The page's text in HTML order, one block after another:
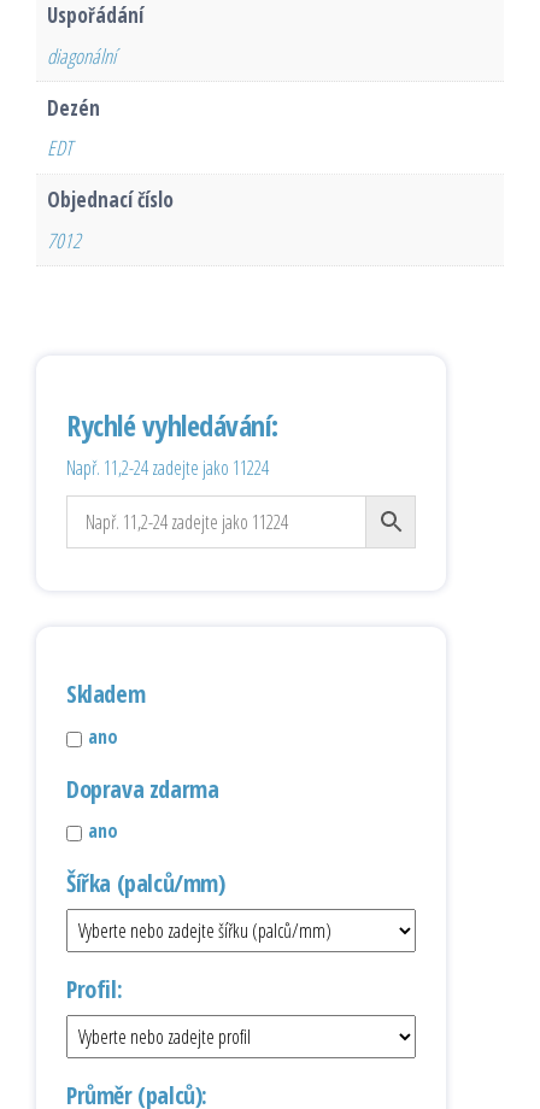
Uspořádání
diagonální
Dezén
EDT
Objednací číslo
7012
Rychlé vyhledávání:
Např. 11,2-24 zadejte jako 11224
Skladem
ano
Doprava zdarma
ano
Šířka (palců/mm)
Profil:
Průměr (palců):